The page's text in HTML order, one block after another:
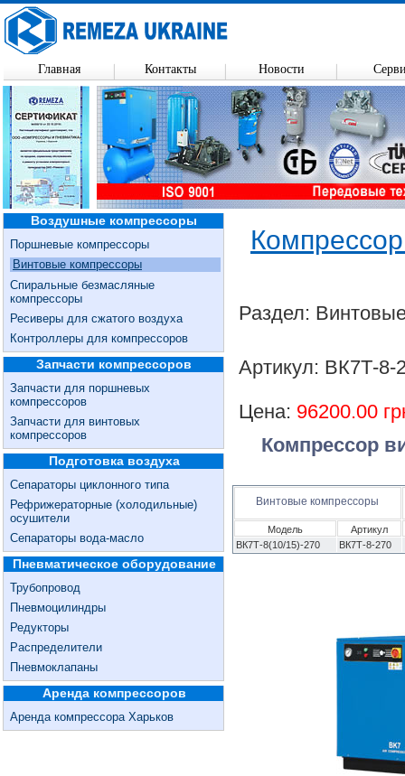
Воздушные компрессоры
Поршневые компрессоры
Винтовые компрессоры
Спиральные безмасляные
компрессоры
Ресиверы для сжатого воздуха
Контроллеры для компрессоров
Запчасти компрессоров
Запчасти для поршневых
компрессоров
Запчасти для винтовых
компрессоров
Подготовка воздуха
Сепараторы циклонного типа
Рефрижераторные (холодильные)
осушители
Сепараторы вода-масло
Пневматическое оборудование
Трубопровод
Пневмоцилиндры
Редукторы
Распределители
Пневмоклапаны
Аренда компрессоров
Аренда компрессора Харьков
Раздел:
Артикул: ВК7Т-8-
Цена: 96200.00
Компрессор
Винтовые компрессоры
Модель
Артикул
ВК7Т-8(10/15)-270
ВК7Т-8-270
Главная Контакты Новости